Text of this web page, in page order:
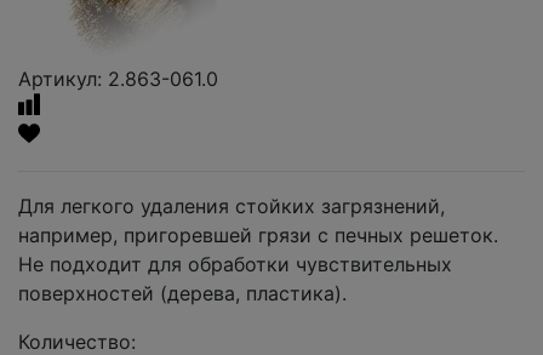
Артикул: 2.863-061.0
Для легкого удаления стойких загрязнений,
например, пригоревшей грязи с печных решеток.
Не подходит для обработки чувствительных
поверхностей (дерева, пластика).
Количество: